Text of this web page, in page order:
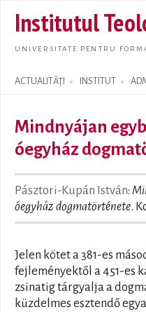
Institutul
UNIVERSITATE PENTRU
ACTUALITĂȚI INSTITUT
Search form
Mindnyájan
óegyház
Pásztori-Kupán István:
óegyház dogmatörténete.
Jelen kötet a 381-es
fejleményektől a 451-es
zsinatig tárgyalja a
küzdelmes esztendő